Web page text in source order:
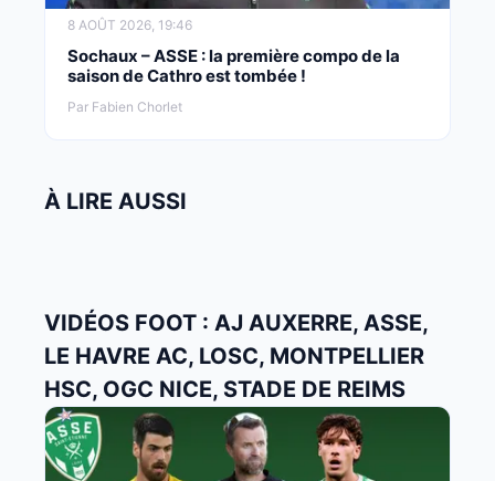
8 AOÛT 2026, 19:46
Sochaux – ASSE : la première compo de la
saison de Cathro est tombée !
Par Fabien Chorlet
À LIRE AUSSI
VIDÉOS FOOT : AJ AUXERRE, ASSE,
LE HAVRE AC, LOSC, MONTPELLIER
HSC, OGC NICE, STADE DE REIMS